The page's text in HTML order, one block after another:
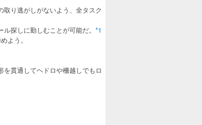
り逃がしがないよう、全タスク
探しに勤しむことが可能だ。 *1
よう。
貫通してヘドロや柵越しでもロ